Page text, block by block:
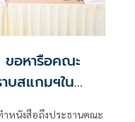
อหารือคณะ
บสแกมฯใน
แอนดรูว์ส'
ำหนังสือถึงประธานคณะ